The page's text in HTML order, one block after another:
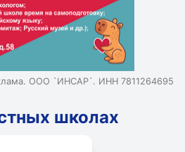
ООО `ИНСАР`. ИНН 7811264695
школах